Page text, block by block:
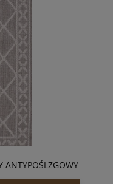
DYWAN FLEX 19640/P111 SZNURKOWY ANTYPOŚLZGOWY